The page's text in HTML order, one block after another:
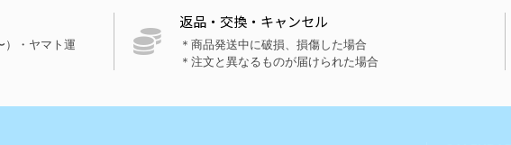
）・ヤマト運
返品・交換・キャンセル
＊商品発送中に破損、損傷した場合
＊注文と異なるものが届けられた場合